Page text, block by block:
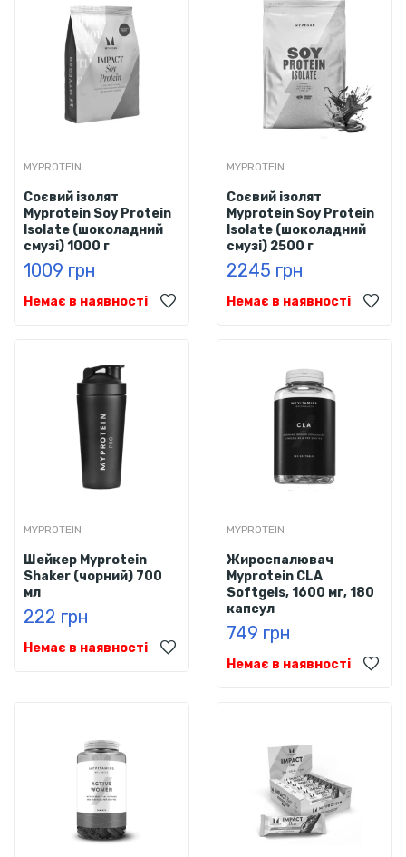
MYPROTEIN
Соєвий ізолят
Myprotein Soy Protein
Isolate (шоколадний
смузі) 1000 г
1009 грн
Немає в наявності
MYPROTEIN
Соєвий ізолят
Myprotein Soy Protein
Isolate (шоколадний
смузі) 2500 г
2245 грн
Немає в наявності
MYPROTEIN
Шейкер Myprotein
Shaker (чорний) 700
мл
222 грн
Немає в наявності
MYPROTEIN
Жироспалювач
Myprotein CLA
Softgels, 1600 мг, 180
капсул
749 грн
Немає в наявності